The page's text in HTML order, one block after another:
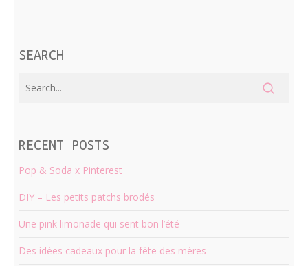
SEARCH
RECENT POSTS
Pop & Soda x Pinterest
DIY – Les petits patchs brodés
Une pink limonade qui sent bon l’été
Des idées cadeaux pour la fête des mères